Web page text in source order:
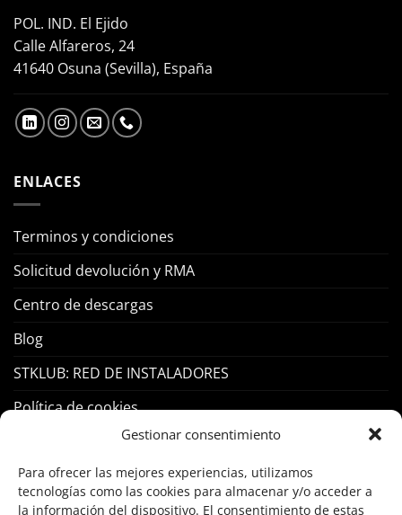
Gestionar consentimiento
Para ofrecer las mejores experiencias, utilizamos
tecnologías como las cookies para almacenar y/o acceder a
la información del dispositivo. El consentimiento de estas
POL. IND. El Ejido
Calle Alfareros, 24
41640 Osuna (Sevilla), España
ENLACES
Terminos y condiciones
Solicitud devolución y RMA
Centro de descargas
Blog
STKLUB: RED DE INSTALADORES
Política de cookies
Control Acceso